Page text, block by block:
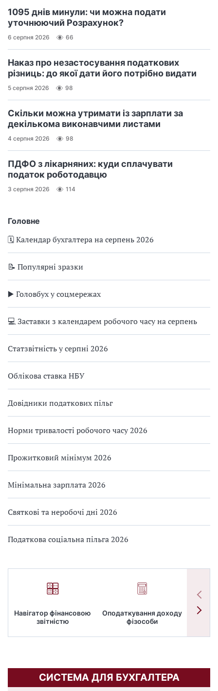
Головне
🗓️ Календар бухгалтера на серпень 2026
📝 Популярні зразки
▶️ Головбух у соцмережах
💻 Заставки з календарем робочого часу на серпень
Статзвітність у серпні 2026
Облікова ставка НБУ
Довідники податкових пільг
Норми тривалості робочого часу 2026
Прожитковий мінімум 2026
Мінімальна зарплата 2026
Святкові та неробочі дні 2026
Податкова соціальна пільга 2026
Навігатор фінансовою
звітністю
Оподаткування доходу
фізособи
1095 днів минули: чи можна подати
уточнюючий Розрахунок?
6 серпня 2026 66
Наказ про незастосування податкових
різниць: до якої дати його потрібно видати
5 серпня 2026 98
Скільки можна утримати із зарплати за
декількома виконавчими листами
4 серпня 2026 98
ПДФО з лікарняних: куди сплачувати
податок роботодавцю
3 серпня 2026 114
СИСТЕМА ДЛЯ БУХГАЛТЕРА